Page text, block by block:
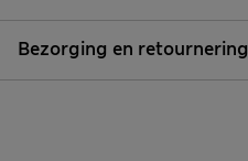
Bezorging en retournering